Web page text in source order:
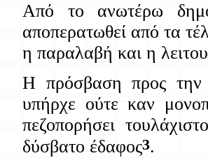
Από το ανωτέρω
αποπερατωθεί από τα
η παραλαβή και η
Η πρόσβαση προς την
υπήρχε ούτε καν
πεζοπορήσει
δύσβατο έδαφος3.